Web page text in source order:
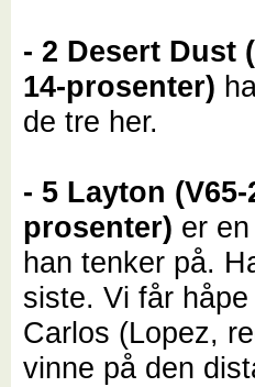
- 2 Desert Dust
14-prosenter)
de tre her.
- 5 Layton
prosenter) er
han tenker på.
siste. Vi får
Carlos (Lopez,
vinne på den